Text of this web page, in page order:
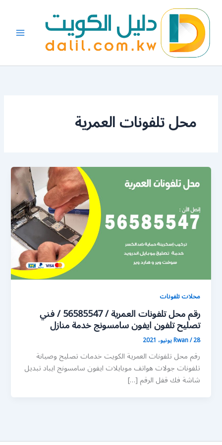
المحتوى
محل تلفونات العمرية
محلات تلفونات
رقم محل تلفونات العمرية / 56585547 / فني
تصليح تلفون ايفون سامسونج خدمة منازل
Rwan/28 يونيو، 2021
رقم محل تلفونات العمرية الكويت خدمات تصليح وصيانة
تلفونات جولات هواتف موبايلات ايفون سامسونج ايباد تبديل
شاشة فك قفل الرقم […]